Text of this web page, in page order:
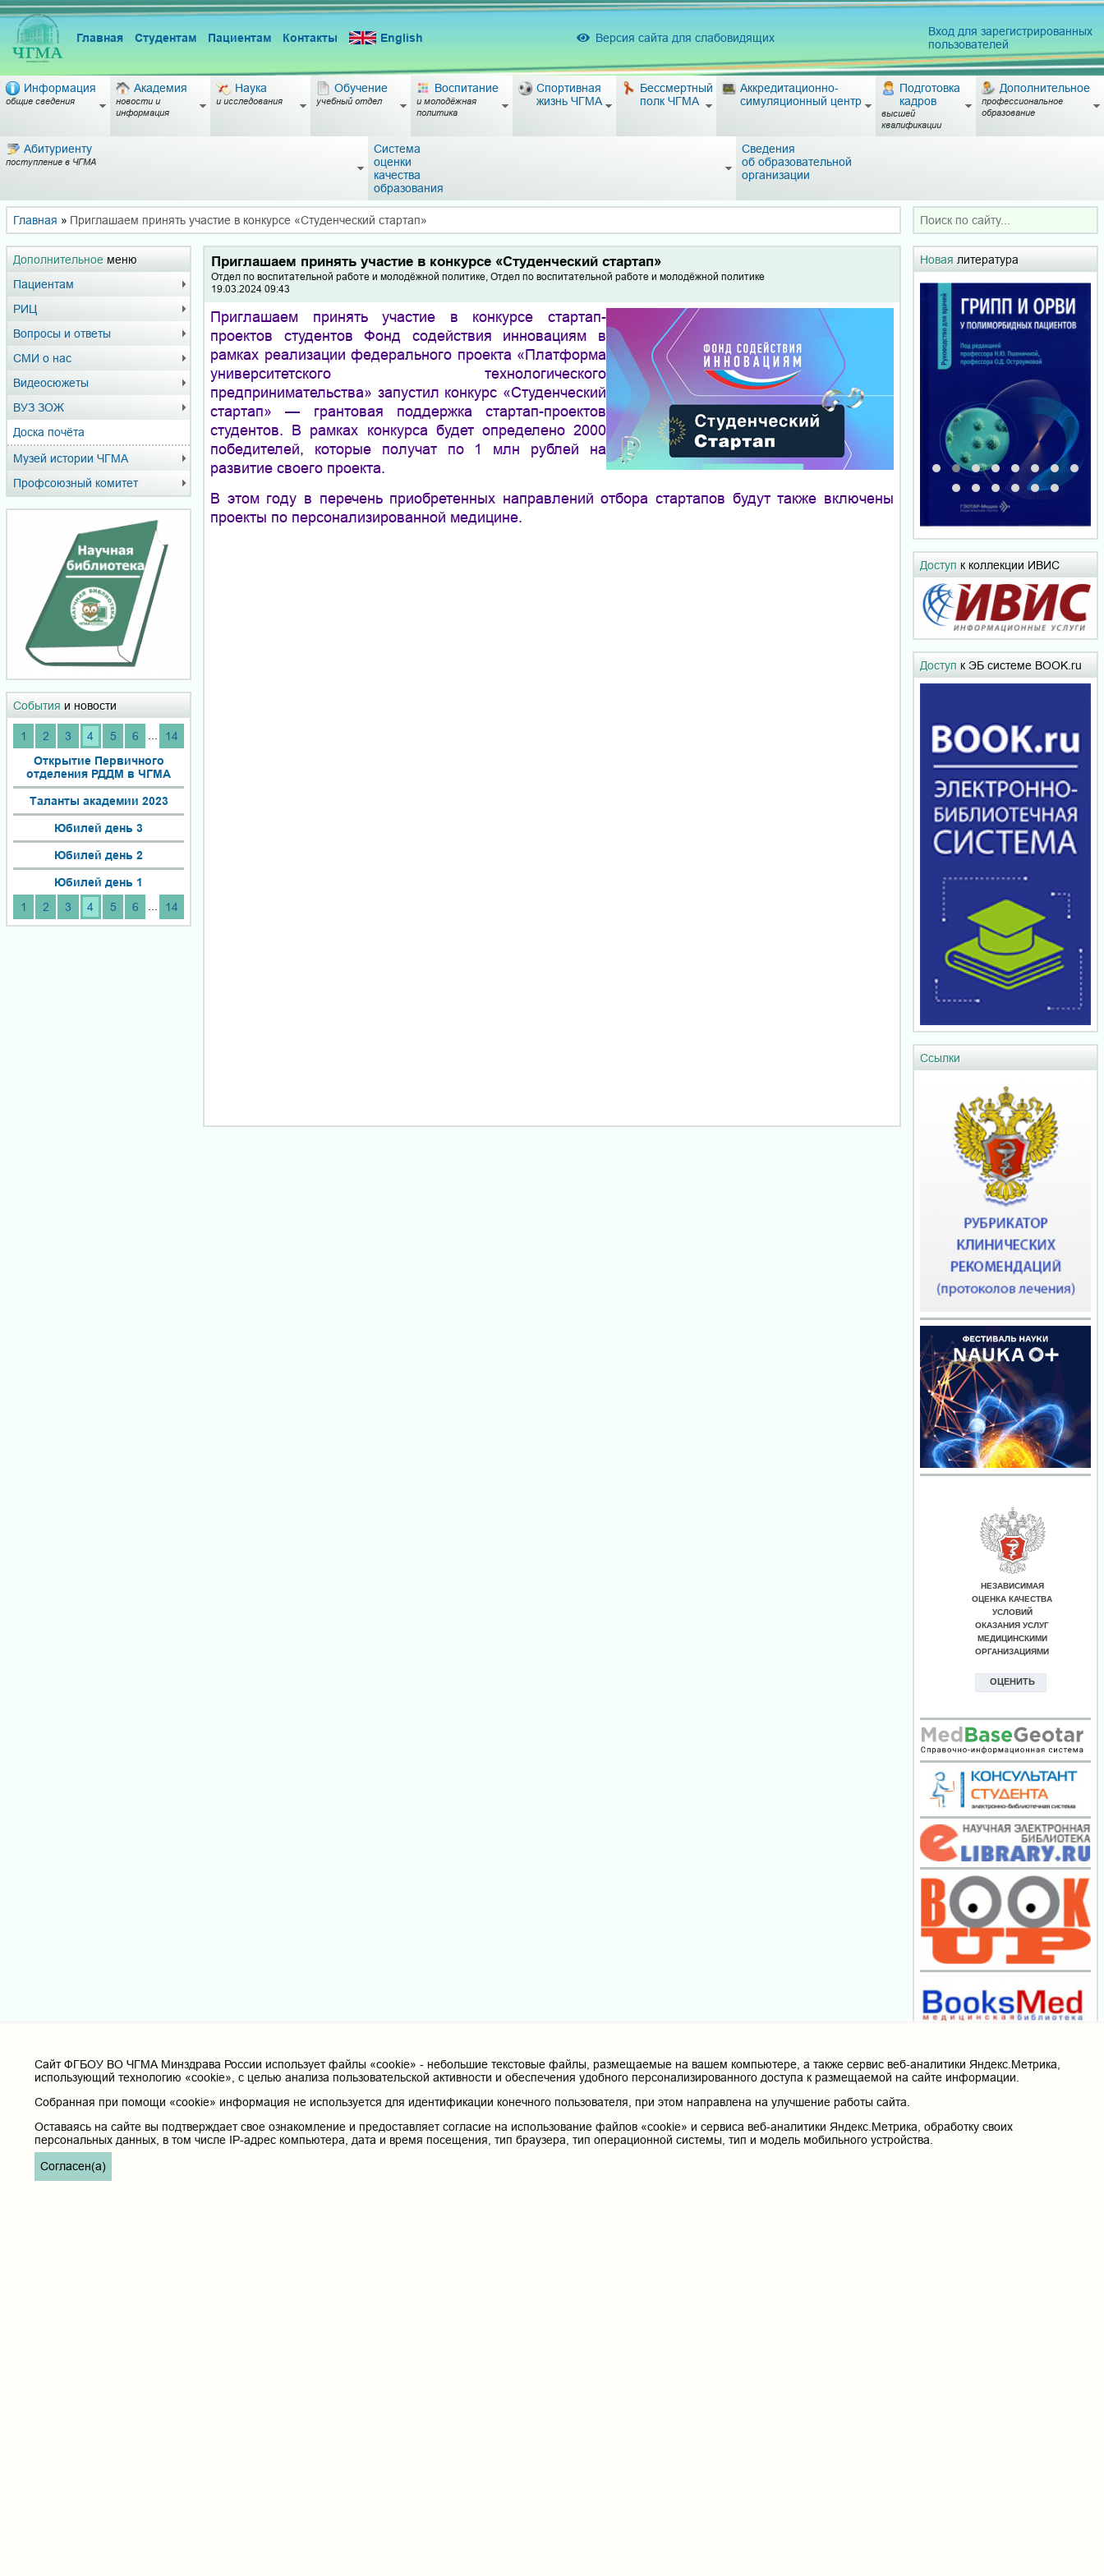
Главная Студентам Пациентам Контакты English Версия сайта для слабовидящих
Вход для зарегистрированных
пользователей
Информация
общие сведения
Академия
новости и
информация
Наука
и исследования
Обучение
учебный отдел
Воспитание
и молодёжная
политика
Спортивная
жизнь ЧГМА
Бессмертный
полк ЧГМА
Аккредитационно-
симуляционный центр
Подготовка
кадров
высшей
квалификации
Дополнительное
профессиональное
образование
Абитуриенту
поступление в ЧГМА
Система
оценки
качества
образования
Сведения
об образовательной
организации
Главная » Приглашаем принять участие в конкурсе «Студенческий стартап»
Дополнительное меню
Пациентам
РИЦ
Вопросы и ответы
СМИ о нас
Видеосюжеты
ВУЗ ЗОЖ
Доска почёта
Музей истории ЧГМА
Профсоюзный комитет
События и новости
1 2 3 4 5 6 ...
14
Открытие Первичного
отделения РДДМ в ЧГМА
Таланты академии 2023
Юбилей день 3
Юбилей день 2
Юбилей день 1
1
2 3 4 5 6 ... 14
Приглашаем принять участие в конкурсе «Студенческий стартап»
Отдел по воспитательной работе и молодёжной политике, Отдел по воспитательной работе и молодёжной политике
19.03.2024 09:43
Приглашаем принять участие в конкурсе стартап-
проектов студентов Фонд содействия инновациям в
рамках реализации федерального проекта «Платформа
университетского технологического
предпринимательства» запустил конкурс «Студенческий
стартап» — грантовая поддержка стартап-проектов
студентов. В рамках конкурса будет определено 2000
победителей, которые получат по 1 млн рублей на
развитие своего проекта.
В этом году в перечень приобретенных направлений отбора стартапов будут также включены
проекты по персонализированной медицине.
Новая литература
Доступ к коллекции ИВИС
Доступ к ЭБ системе BOOK.ru
Ссылки
Cайт ФГБОУ ВО ЧГМА Минздрава России использует файлы «cookie» - небольшие текстовые файлы, размещаемые на вашем компьютере, а также сервис веб-аналитики Яндекс.Метрика,
использующий технологию «cookie», с целью анализа пользовательской активности и обеспечения удобного персонализированного доступа к размещаемой на сайте информации.
Собранная при помощи «cookie» информация не используется для идентификации конечного пользователя, при этом направлена на улучшение работы сайта.
Оставаясь на сайте вы подтверждает свое ознакомление и предоставляет согласие на использование файлов «cookie» и сервиса веб-аналитики Яндекс.Метрика, обработку своих
персональных данных, в том числе IP-адрес компьютера, дата и время посещения, тип браузера, тип операционной системы, тип и модель мобильного устройства.
Согласен(а)